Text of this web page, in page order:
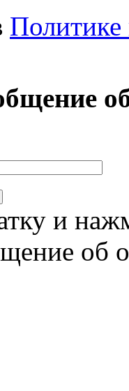
Политике
и
об